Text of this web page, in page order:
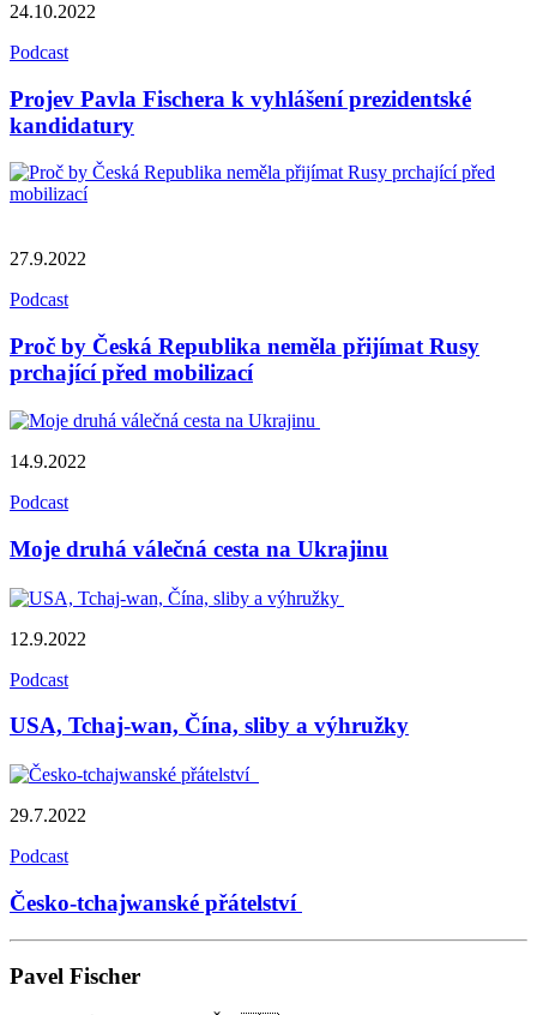
24.10.2022
Podcast
Projev Pavla Fischera k vyhlášení prezidentské
kandidatury
27.9.2022
Podcast
Proč by Česká Republika neměla přijímat Rusy
prchající před mobilizací
14.9.2022
Podcast
Moje druhá válečná cesta na Ukrajinu
12.9.2022
Podcast
USA, Tchaj-wan, Čína, sliby a výhružky
29.7.2022
Podcast
Česko-tchajwanské přátelství
Pavel Fischer